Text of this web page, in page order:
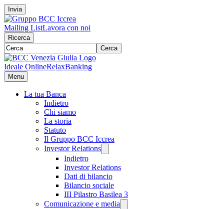
Invia
Mailing ListLavora con noi
Ricerca
Cerca
Ideale OnlineRelaxBanking
Menu
La tua Banca
Indietro
Chi siamo
La storia
Statuto
Il Gruppo BCC Iccrea
Investor Relations
Indietro
Investor Relations
Dati di bilancio
Bilancio sociale
III Pilastro Basilea 3
Comunicazione e media